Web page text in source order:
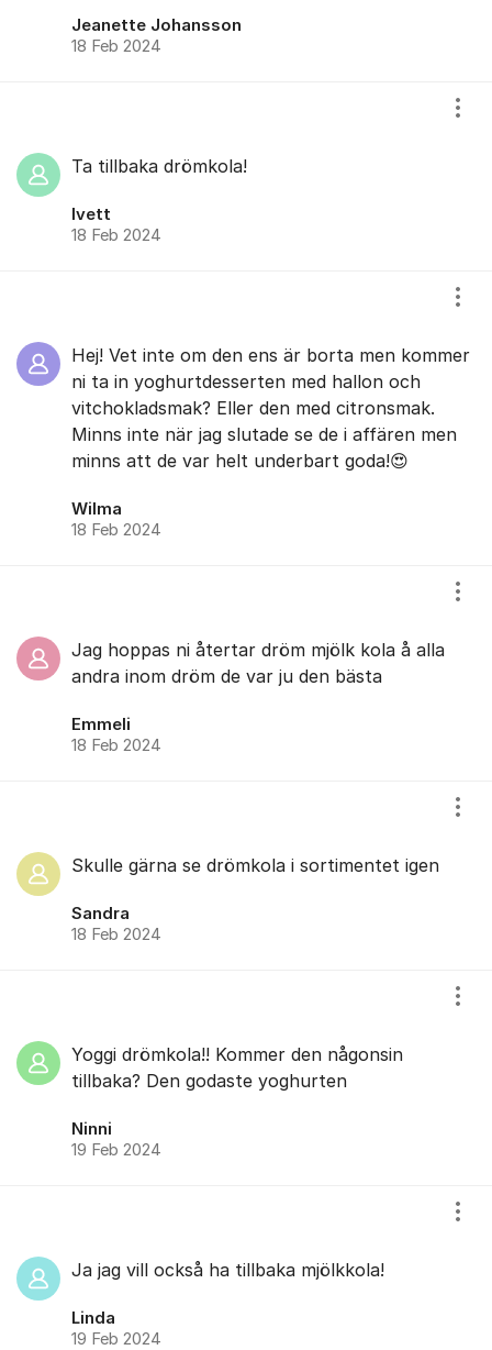
Jeanette Johansson
18 Feb 2024
Ta tillbaka drömkola!
Ivett
18 Feb 2024
Hej! Vet inte om den ens är borta men kommer
ni ta in yoghurtdesserten med hallon och
vitchokladsmak? Eller den med citronsmak.
Minns inte när jag slutade se de i affären men
minns att de var helt underbart goda!😍
Wilma
18 Feb 2024
Jag hoppas ni återtar dröm mjölk kola å alla
andra inom dröm de var ju den bästa
Emmeli
18 Feb 2024
Skulle gärna se drömkola i sortimentet igen
Sandra
18 Feb 2024
Yoggi drömkola!! Kommer den någonsin
tillbaka? Den godaste yoghurten
Ninni
19 Feb 2024
Ja jag vill också ha tillbaka mjölkkola!
Linda
19 Feb 2024